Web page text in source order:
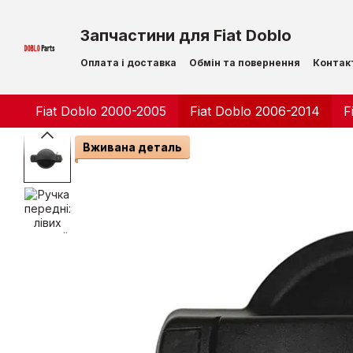
Запчастини для Fiat Doblo
Оплата і доставка Обмін та повернення
Fiat Doblo 2000-2005 Fiat Doblo 2006-2014
Вживана деталь